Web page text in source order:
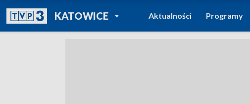
KATOWICEPOWRÓT DO
TVP REGIONY
Aktualności Programy